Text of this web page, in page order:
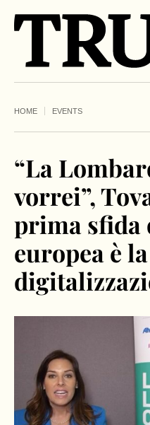
HOME EVENTS
“La
vorrei”,
prima sfida
europea è la